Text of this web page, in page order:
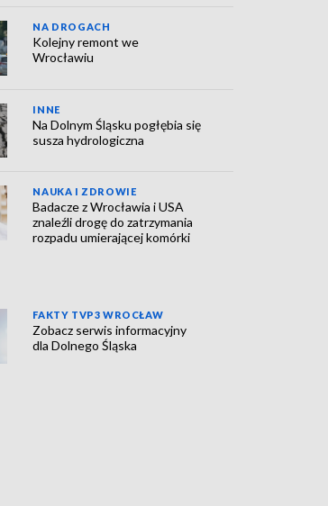
NA DROGACH
Kolejny remont we
Wrocławiu
INNE
Na Dolnym Śląsku pogłębia się
susza hydrologiczna
NAUKA I ZDROWIE
Badacze z Wrocławia i USA
znaleźli drogę do zatrzymania
rozpadu umierającej komórki
FAKTY TVP3 WROCŁAW
Zobacz serwis informacyjny
dla Dolnego Śląska